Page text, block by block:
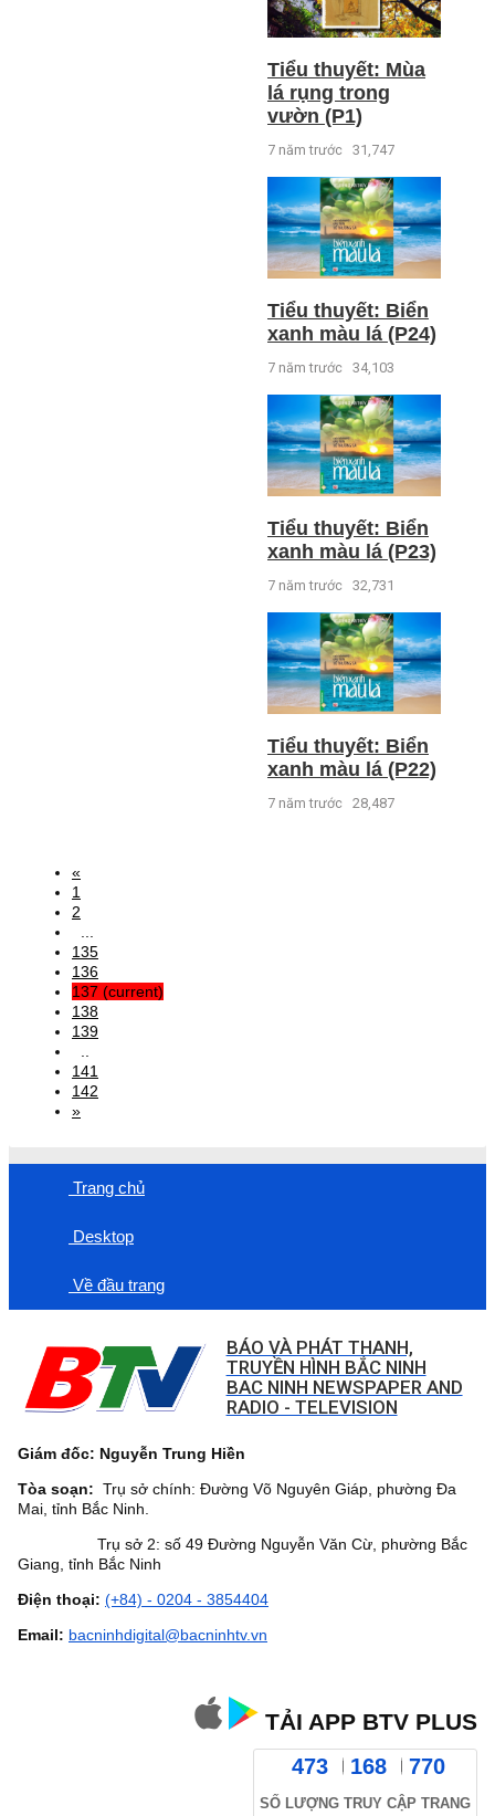
Tiểu thuyết: Mùa
lá rụng trong
vườn (P1)
7 năm trước 31,747
Tiểu thuyết: Biển
xanh màu lá (P24)
7 năm trước 34,103
Tiểu thuyết: Biển
xanh màu lá (P23)
7 năm trước 32,731
Tiểu thuyết: Biển
xanh màu lá (P22)
7 năm trước 28,487
«
1
2
135
136
137 (current)
138
139
141
142
»
Trang chủ
Desktop
Về đầu trang
BÁO VÀ PHÁT THANH,
TRUYỀN HÌNH BẮC NINH
BAC NINH NEWSPAPER AND
RADIO - TELEVISION
Giám đốc: Nguyễn Trung Hiền
Tòa soạn: Trụ sở chính: Đường Võ Nguyên Giáp, phường Đa
Mai, tỉnh Bắc Ninh.
Trụ sở 2: số 49 Đường Nguyễn Văn Cừ, phường Bắc
Giang, tỉnh Bắc Ninh
Điện thoại: (+84) - 0204 - 3854404
Email: bacninhdigital@bacninhtv.vn
TẢI APP BTV PLUS
473 168 770
SỐ LƯỢNG TRUY CẬP TRANG